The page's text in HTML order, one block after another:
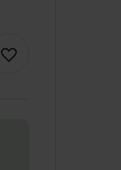
Zur Wunschliste